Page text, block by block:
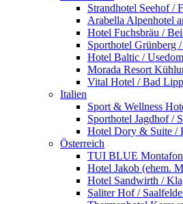
Strandhotel Seehof /
Arabella Alpenhotel
Hotel Fuchsbräu /
Sporthotel Grünberg
Hotel Baltic / Usedom
Morada Resort
Vital Hotel / Bad
Italien
Sport & Wellness
Sporthotel Jagdhof /
Hotel Dory & Suite /
Österreich
TUI BLUE
Hotel Jakob (ehem.
Hotel Sandwirth /
Saliter Hof /